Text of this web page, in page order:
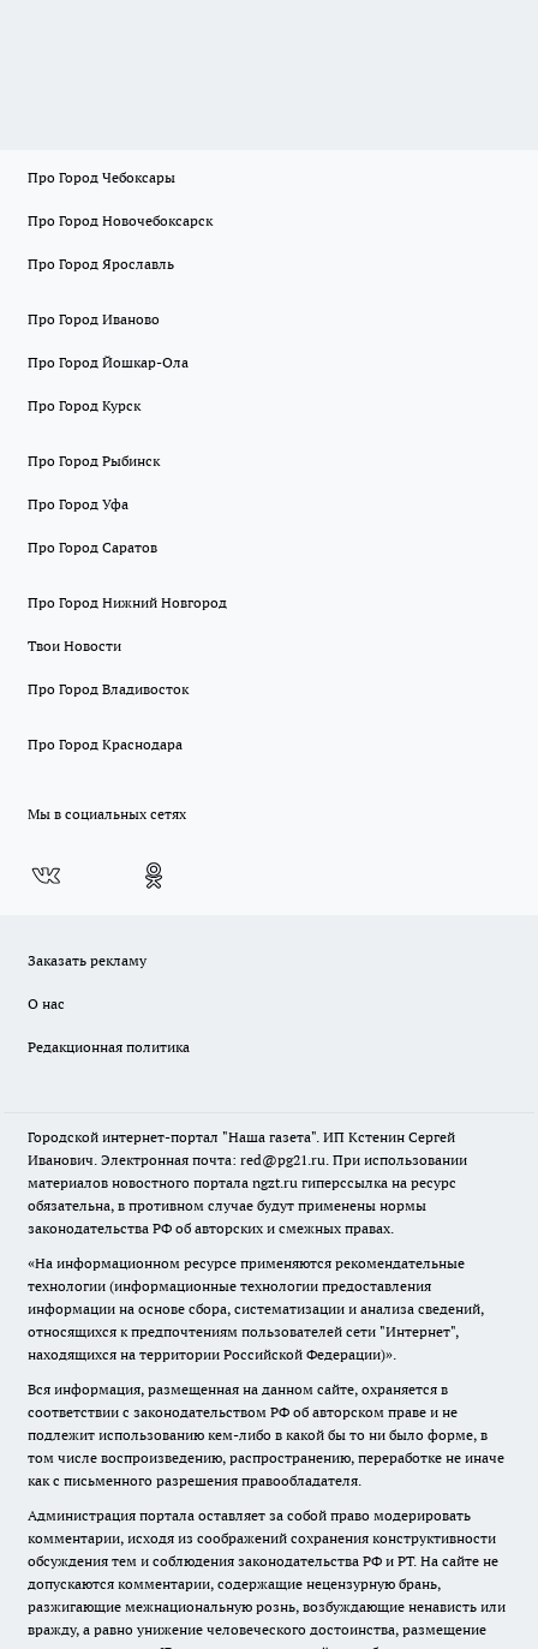
Про Город Чебоксары
Про Город Новочебоксарск
Про Город Ярославль
Про Город Иваново
Про Город Йошкар-Ола
Про Город Курск
Про Город Рыбинск
Про Город Уфа
Про Город Саратов
Про Город Нижний Новгород
Твои Новости
Про Город Владивосток
Про Город Краснодара
Мы в социальных сетях
Заказать рекламу
О нас
Редакционная политика
Городской интернет-портал "Наша газета". ИП Кстенин Сергей
Иванович. Электронная почта: red@pg21.ru. При использовании
материалов новостного портала ngzt.ru гиперссылка на ресурс
обязательна, в противном случае будут применены нормы
законодательства РФ об авторских и смежных правах.
«На информационном ресурсе применяются рекомендательные
технологии (информационные технологии предоставления
информации на основе сбора, систематизации и анализа сведений,
относящихся к предпочтениям пользователей сети "Интернет",
находящихся на территории Российской Федерации)».
Вся информация, размещенная на данном сайте, охраняется в
соответствии с законодательством РФ об авторском праве и не
подлежит использованию кем-либо в какой бы то ни было форме, в
том числе воспроизведению, распространению, переработке не иначе
как с письменного разрешения правообладателя.
Администрация портала оставляет за собой право модерировать
комментарии, исходя из соображений сохранения конструктивности
обсуждения тем и соблюдения законодательства РФ и РТ. На сайте не
допускаются комментарии, содержащие нецензурную брань,
разжигающие межнациональную рознь, возбуждающие ненависть или
вражду, а равно унижение человеческого достоинства, размещение